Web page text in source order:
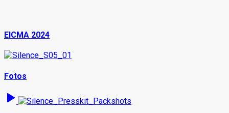
EICMA 2024
Fotos